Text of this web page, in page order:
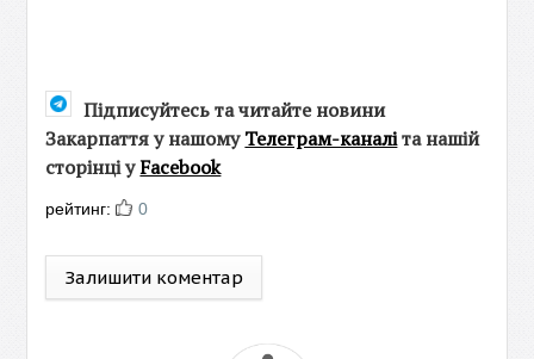
Підписуйтесь та читайте новини
Закарпаття у нашомуТелеграм-каналіта нашій
сторінці уFacebook
рейтинг: 0
Залишити коментар